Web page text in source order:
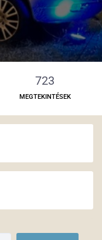
723
MEGTEKINTÉSEK